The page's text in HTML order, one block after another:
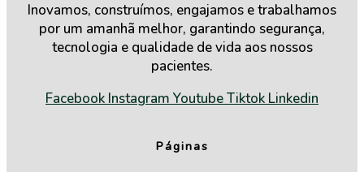
Inovamos, construímos, engajamos e trabalhamos
por um amanhã melhor, garantindo segurança,
tecnologia e qualidade de vida aos nossos
pacientes.
Facebook Instagram YoutubeTiktok Linkedin
Páginas